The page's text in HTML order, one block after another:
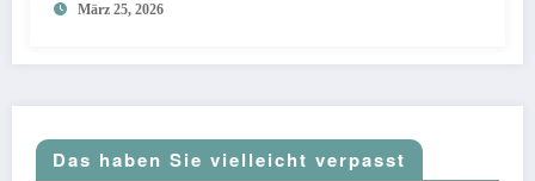
März 25, 2026
Das haben Sie vielleicht verpasst